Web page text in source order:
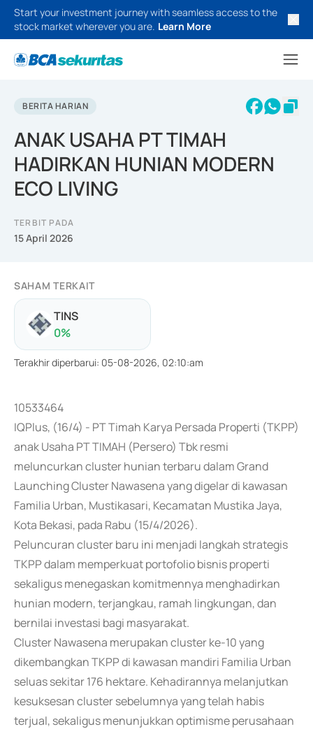
Start your investment journey with seamless access to the
stock market wherever you are. Learn More
BERITA HARIAN
ANAK USAHA PT TIMAH
HADIRKAN HUNIAN MODERN
ECO LIVING
TERBIT PADA
15 April 2026
SAHAM TERKAIT
TINS
0%
Terakhir diperbarui: 05-08-2026, 02:10:am
10533464
IQPlus, (16/4) - PT Timah Karya Persada Properti (TKPP)
anak Usaha PT TIMAH (Persero) Tbk resmi
meluncurkan cluster hunian terbaru dalam Grand
Launching Cluster Nawasena yang digelar di kawasan
Familia Urban, Mustikasari, Kecamatan Mustika Jaya,
Kota Bekasi, pada Rabu (15/4/2026).
Peluncuran cluster baru ini menjadi langkah strategis
TKPP dalam memperkuat portofolio bisnis properti
sekaligus menegaskan komitmennya menghadirkan
hunian modern, terjangkau, ramah lingkungan, dan
bernilai investasi bagi masyarakat.
Cluster Nawasena merupakan cluster ke-10 yang
dikembangkan TKPP di kawasan mandiri Familia Urban
seluas sekitar 176 hektare. Kehadirannya melanjutkan
kesuksesan cluster sebelumnya yang telah habis
terjual, sekaligus menunjukkan optimisme perusahaan